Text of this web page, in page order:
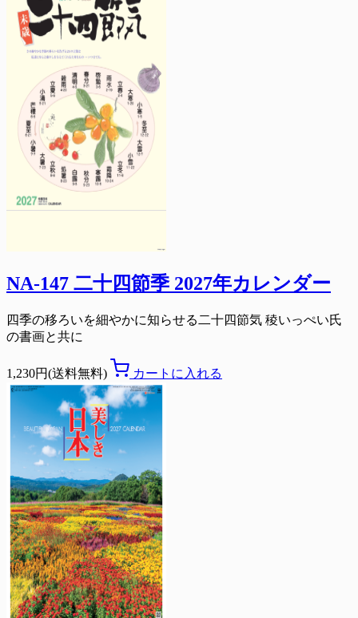
NA-147 二十四節季 2027年カレンダー
四季の移ろいを細やかに知らせる二十四節気 稜いっぺい氏
の書画と共に
1,230円(送料無料) カートに入れる